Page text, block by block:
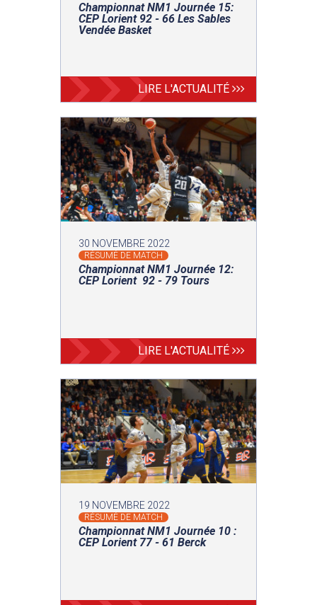
Championnat NM1 Journée 15:
CEP Lorient 92 - 66 Les Sables
Vendée Basket
LIRE L'ACTUALITÉ
30 NOVEMBRE 2022
RÉSUMÉ DE MATCH
Championnat NM1 Journée 12:
CEP Lorient 92 - 79 Tours
LIRE L'ACTUALITÉ
19 NOVEMBRE 2022
RÉSUMÉ DE MATCH
Championnat NM1 Journée 10 :
CEP Lorient 77 - 61 Berck